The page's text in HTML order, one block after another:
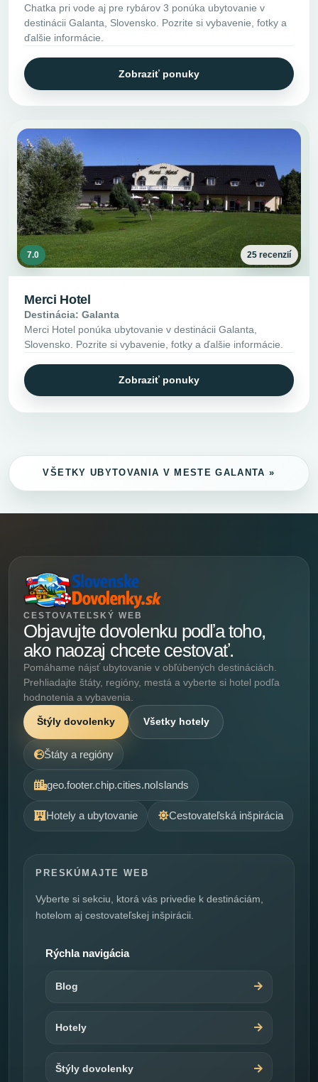
Chatka pri vode aj pre rybárov 3 ponúka ubytovanie v
destinácii Galanta, Slovensko. Pozrite si vybavenie, fotky a
ďalšie informácie.
Zobraziť ponuky
7.0 25 recenzií
Merci Hotel
Destinácia: Galanta
Merci Hotel ponúka ubytovanie v destinácii Galanta,
Slovensko. Pozrite si vybavenie, fotky a ďalšie informácie.
Zobraziť ponuky
VŠETKY UBYTOVANIA V MESTE GALANTA »
CESTOVATEĽSKÝ WEB
Objavujte dovolenku podľa toho,
ako naozaj chcete cestovať.
Pomáhame nájsť ubytovanie v obľúbených destináciách.
Prehliadajte štáty, regióny, mestá a vyberte si hotel podľa
hodnotenia a vybavenia.
Štýly dovolenky Všetky hotely
Štáty a regióny
geo.footer.chip.cities.noIslands
Hotely a ubytovanie Cestovateľská inšpirácia
PRESKÚMAJTE WEB
Vyberte si sekciu, ktorá vás privedie k destináciám,
hotelom aj cestovateľskej inšpirácii.
Rýchla navigácia
Blog
Hotely
Štýly dovolenky